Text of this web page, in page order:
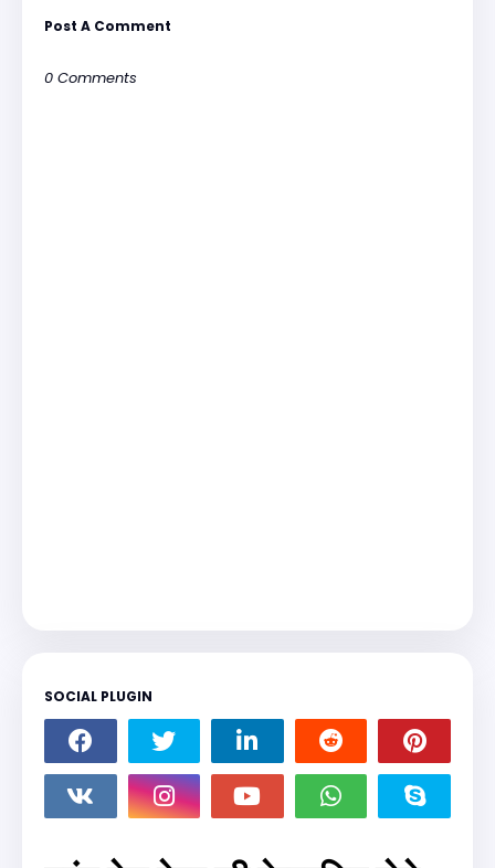
Post A Comment
0 Comments
SOCIAL PLUGIN